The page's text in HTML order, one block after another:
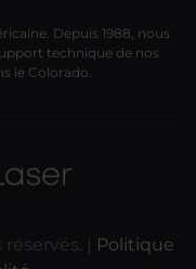
Depuis 1988, nous
technique de nos
le Colorado.
| Politique